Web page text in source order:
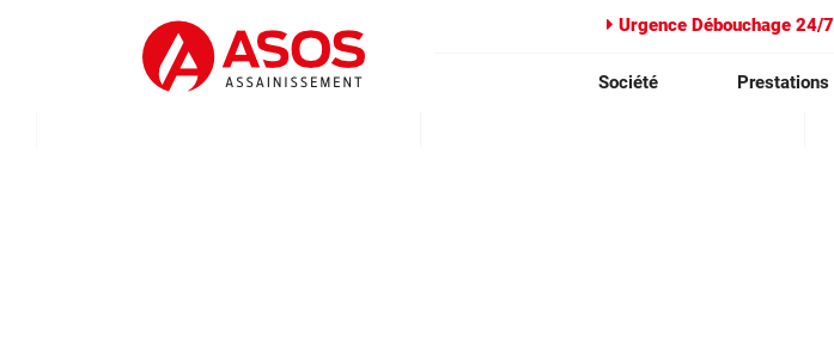
Société Prestations
Urgence Débouchage 24/7